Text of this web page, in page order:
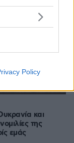
Policy
και
της
εμάς